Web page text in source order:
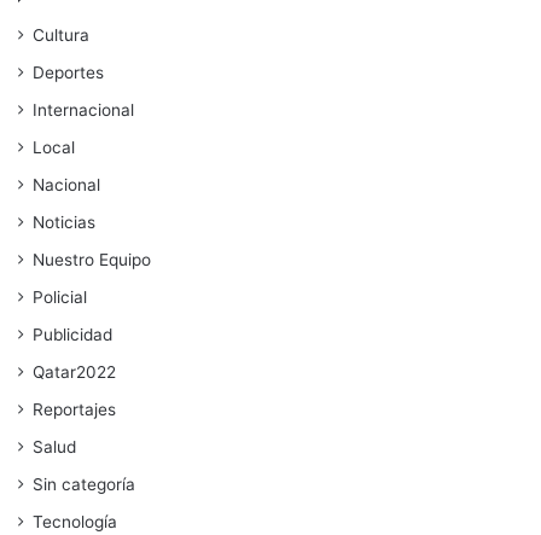
Cultura
Deportes
Internacional
Local
Nacional
Noticias
Nuestro Equipo
Policial
Publicidad
Qatar2022
Reportajes
Salud
Sin categoría
Tecnología